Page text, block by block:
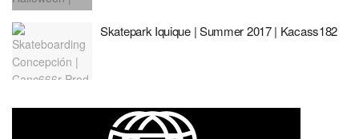
Skatepark Iquique | Summer 2017 | Kacass182